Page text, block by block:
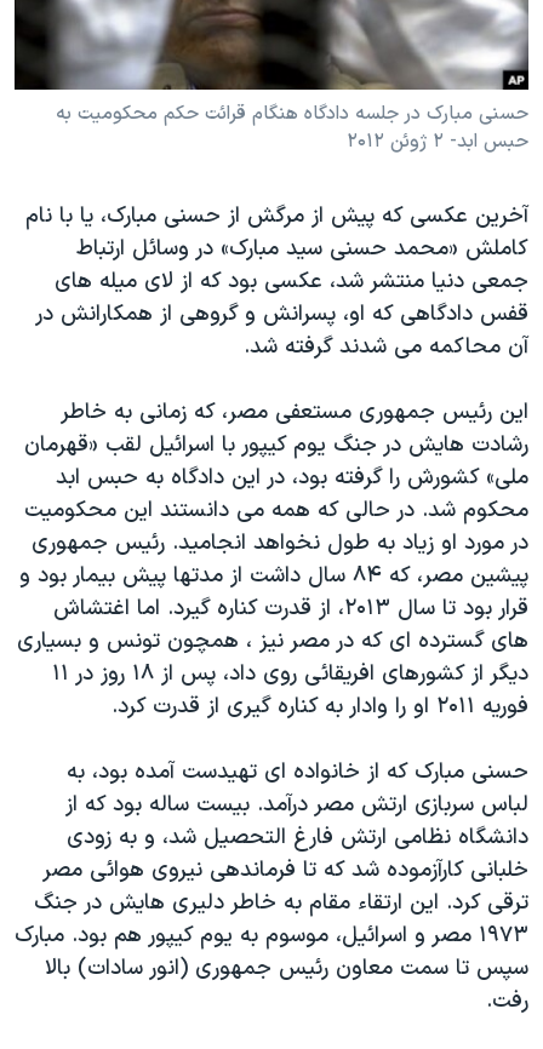
فرهنگ و زندگی
حقوق شهروندی
اقتصادی
علم و فناوری
گالری عکس
آرشیو پخش زنده
مستندها
انتخابات ریاست جمهوری آمریکا ۲۰۲۴
حمله جمهوری اسلامی به اسرائیل
رمز مهسا
اعتراضات زن، زندگی، آزادی
مجموعه مستندهای دادخواهی
تریبونال مردمی آبان ۹۸
چهل سال گروگان‌گیری
قانون شفافیت دارائی کادر رهبری ایران
اعتراضات مردمی آبان ۹۸
اسرائیل در جنگ
نرگس محمدی برنده جایزه نوبل صلح
همایش محافظه‌کاران آمریکا «سی‌پک»
صفحه‌های ویژه
سفر پرزیدنت ترامپ به چین
دنبال کنید
حسنی مبارک در جلسه دادگاه هنگام قرائت حکم محکومیت به
حبس ابد- ۲ ژوئن ۲۰۱۲
آخرین عکسی که پیش از مرگش از حسنی مبارک، یا با نام
کاملش «محمد حسنی سید مبارک» در وسائل ارتباط
جمعی دنیا منتشر شد، عکسی بود که از لای میله های
قفس دادگاهی که او، پسرانش و گروهی از همکارانش در
آن محاکمه می شدند گرفته شد.
این رئیس جمهوری مستعفی مصر، که زمانی به خاطر
رشادت هایش در جنگ یوم کیپور با اسرائیل لقب «قهرمان
ملی» کشورش را گرفته بود، در این دادگاه به حبس ابد
محکوم شد. در حالی که همه می دانستند این محکومیت
در مورد او زیاد به طول نخواهد انجامید. رئیس جمهوری
پیشین مصر، که ۸۴ سال داشت از مدتها پیش بیمار بود و
قرار بود تا سال ۲۰۱۳، از قدرت کناره گیرد. اما اغتشاش
های گسترده ای که در مصر نیز ، همچون تونس و بسیاری
دیگر از کشورهای افریقائی روی داد، پس از ۱۸ روز در ۱۱
فوریه ۲۰۱۱ او را وادار به کناره گیری از قدرت کرد.
حسنی مبارک که از خانواده ای تهیدست آمده بود، به
لباس سربازی ارتش مصر درآمد. بیست ساله بود که از
دانشگاه نظامی ارتش فارغ التحصیل شد، و به زودی
خلبانی کارآزموده شد که تا فرماندهی نیروی هوائی مصر
ترقی کرد. این ارتقاء مقام به خاطر دلیری هایش در جنگ
۱۹۷۳ مصر و اسرائیل، موسوم به یوم کیپور هم بود. مبارک
سپس تا سمت معاون رئیس جمهوری (انور سادات) بالا
رفت.